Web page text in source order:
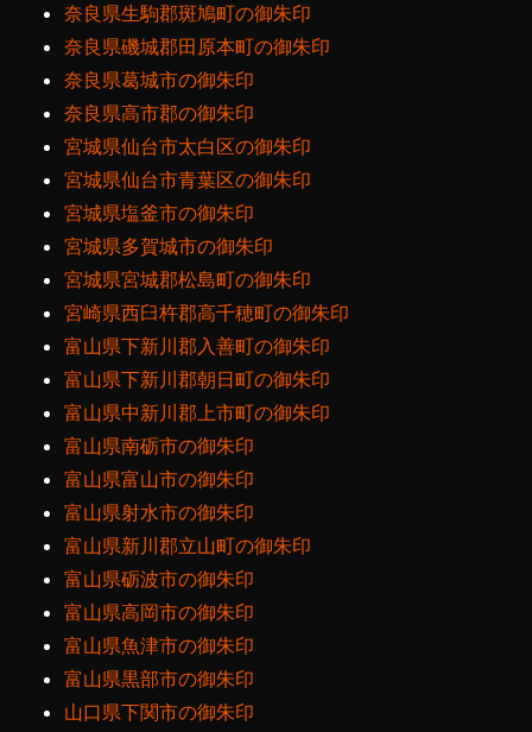
奈良県生駒郡斑鳩町の御朱印
奈良県磯城郡田原本町の御朱印
奈良県葛城市の御朱印
奈良県高市郡の御朱印
宮城県仙台市太白区の御朱印
宮城県仙台市青葉区の御朱印
宮城県塩釜市の御朱印
宮城県多賀城市の御朱印
宮城県宮城郡松島町の御朱印
宮崎県西臼杵郡高千穂町の御朱印
富山県下新川郡入善町の御朱印
富山県下新川郡朝日町の御朱印
富山県中新川郡上市町の御朱印
富山県南砺市の御朱印
富山県富山市の御朱印
富山県射水市の御朱印
富山県新川郡立山町の御朱印
富山県砺波市の御朱印
富山県高岡市の御朱印
富山県魚津市の御朱印
富山県黒部市の御朱印
山口県下関市の御朱印